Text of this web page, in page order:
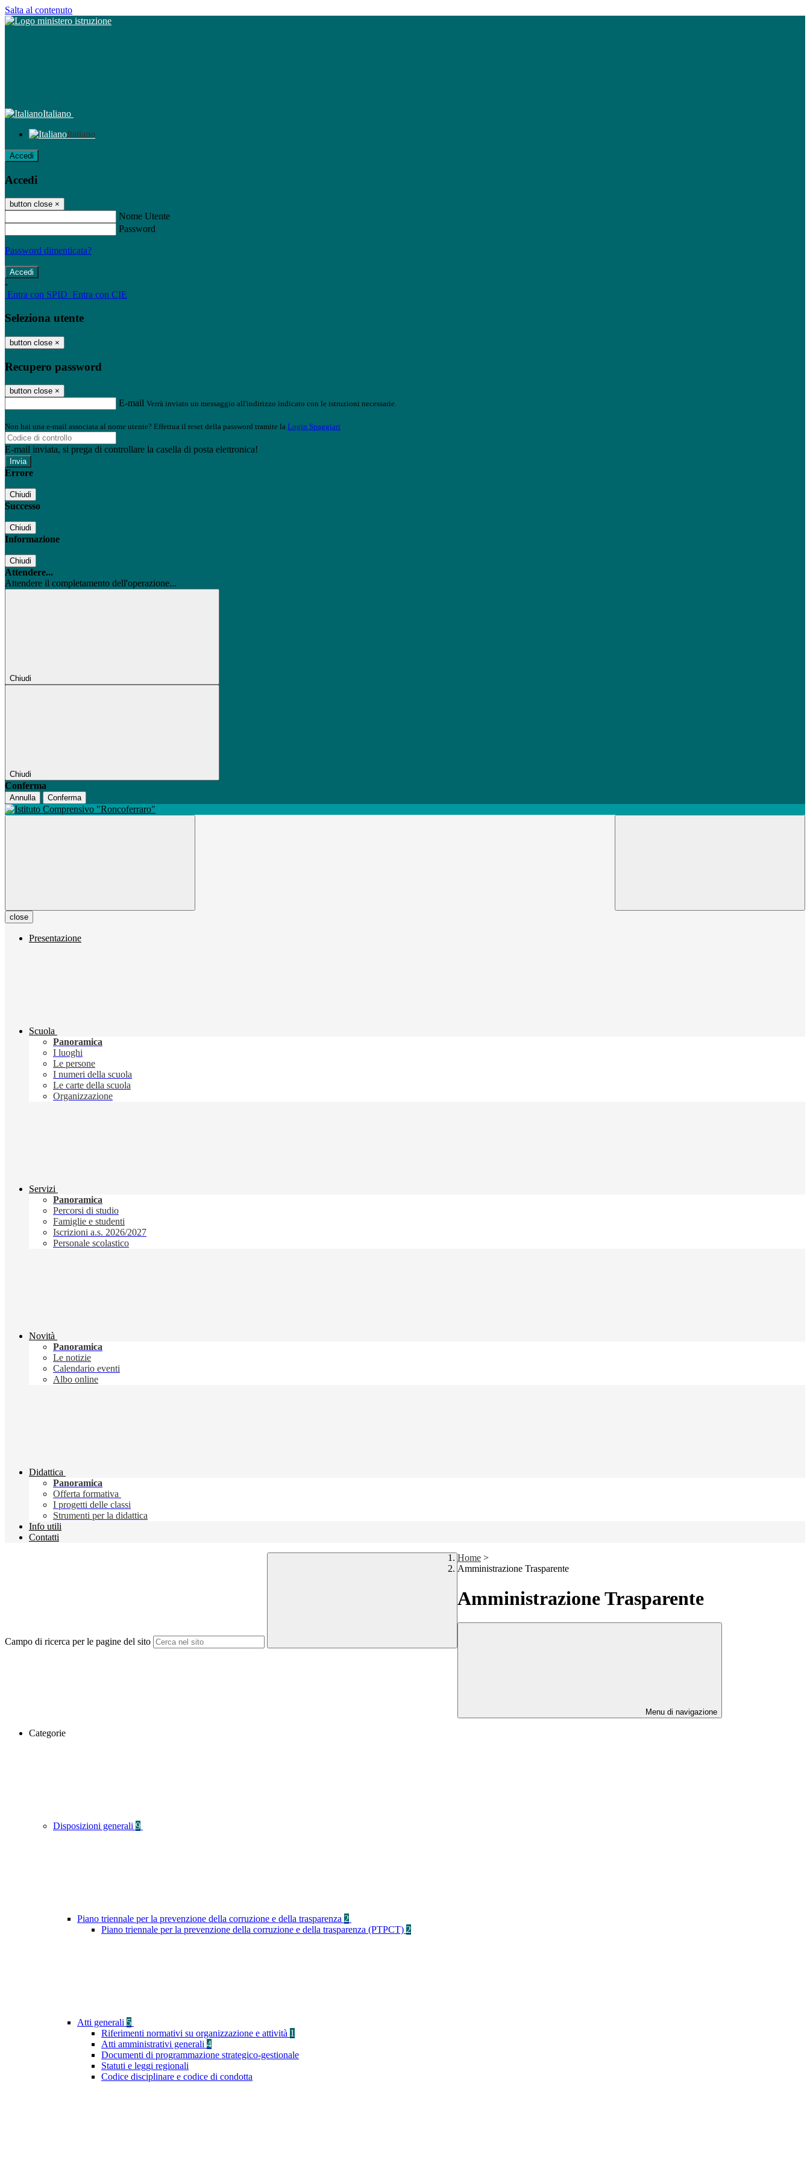
Salta al contenuto
Italiano
Italiano
Accedi
Accedi
button close ×
Nome Utente
Password
Password dimenticata?
-
Entra con SPID Entra con CIE
Seleziona utente
button close ×
Recupero password
button close ×
E-mail Verrà inviato un messaggio all'indirizzo indicato con le istruzioni necessarie.
Non hai una e-mail associata al nome utente? Effettua il reset della password tramite la Login Spaggiari
E-mail inviata, si prega di controllare la casella di posta elettronica!
Errore
Chiudi
Successo
Chiudi
Informazione
Chiudi
Attendere...
Attendere il completamento dell'operazione...
Chiudi
Chiudi
Conferma
Annulla Conferma
close
Presentazione
Scuola
Panoramica
I luoghi
Le persone
I numeri della scuola
Le carte della scuola
Organizzazione
Servizi
Panoramica
Percorsi di studio
Famiglie e studenti
Iscrizioni a.s. 2026/2027
Personale scolastico
Novità
Panoramica
Le notizie
Calendario eventi
Albo online
Didattica
Panoramica
Offerta formativa
I progetti delle classi
Strumenti per la didattica
Info utili
Contatti
Campo di ricerca per le pagine del sito
Home >
Amministrazione Trasparente
Amministrazione Trasparente
Menu di navigazione
Categorie
Disposizioni generali 9
Piano triennale per la prevenzione della corruzione e della trasparenza 2
Piano triennale per la prevenzione della corruzione e della trasparenza (PTPCT) 2
Atti generali 5
Riferimenti normativi su organizzazione e attività 1
Atti amministrativi generali 4
Documenti di programmazione strategico-gestionale
Statuti e leggi regionali
Codice disciplinare e codice di condotta